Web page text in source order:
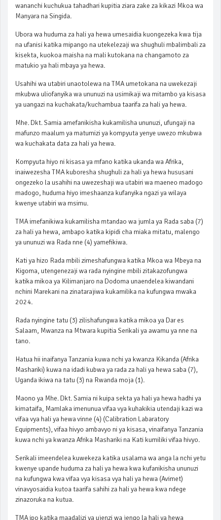
wananchi kuchukua tahadhari kupitia ziara zake za kikazi Mkoa wa
Manyara na Singida.
Ubora wa huduma za hali ya hewa umesaidia kuongezeka kwa tija
na ufanisi katika mipango na utekelezaji wa shughuli mbalimbali za
kisekta, kuokoa maisha na mali kutokana na changamoto za
matukio ya hali mbaya ya hewa.
Usahihi wa utabiri unaotolewa na TMA umetokana na uwekezaji
mkubwa uliofanyika wa ununuzi na usimikaji wa mitambo ya kisasa
ya uangazi na kuchakata/kuchambua taarifa za hali ya hewa.
Mhe. Dkt. Samia amefanikisha kukamilisha ununuzi, ufungaji na
mafunzo maalum ya matumizi ya kompyuta yenye uwezo mkubwa
wa kuchakata data za hali ya hewa.
Kompyuta hiyo ni kisasa ya mfano katika ukanda wa Afrika,
inaiwezesha TMA kuboresha shughuli za hali ya hewa hususani
ongezeko la usahihi na uwezeshaji wa utabiri wa maeneo madogo
madogo, huduma hiyo imeshaanza kufanyika ngazi ya wilaya
kwenye utabiri wa msimu.
TMA imefanikiwa kukamilisha mtandao wa jumla ya Rada saba (7)
za hali ya hewa, ambapo katika kipidi cha miaka mitatu, malengo
ya ununuzi wa Rada nne (4) yamefikiwa.
Kati ya hizo Rada mbili zimeshafungwa katika Mkoa wa Mbeya na
Kigoma, utengenezaji wa rada nyingine mbili zitakazofungwa
katika mikoa ya Kilimanjaro na Dodoma unaendelea kiwandani
nchini Marekani na zinatarajiwa kukamilika na kufungwa mwaka
2024.
Rada nyingine tatu (3) zilishafungwa katika mikoa ya Dar es
Salaam, Mwanza na Mtwara kupitia Serikali ya awamu ya nne na
tano.
Hatua hii inaifanya Tanzania kuwa nchi ya kwanza Kikanda (Afrika
Mashariki) kuwa na idadi kubwa ya rada za hali ya hewa saba (7),
Uganda ikiwa na tatu (3) na Rwanda moja (1).
Maono ya Mhe. Dkt. Samia ni kuipa sekta ya hali ya hewa hadhi ya
kimataifa, Mamlaka imenunua vifaa vya kuhakikia utendaji kazi wa
vifaa vya hali ya hewa vinne (4) (Calibration Labaratory
Equipments), vifaa hivyo ambavyo ni ya kisasa, vinaifanya Tanzania
kuwa nchi ya kwanza Afrika Mashariki na Kati kumiliki vifaa hivyo.
Serikali imeendelea kuwekeza katika usalama wa anga la nchi yetu
kwenye upande huduma za hali ya hewa kwa kufanikisha ununuzi
na kufungwa kwa vifaa vya kisasa vya hali ya hewa (Avimet)
vinavyosaidia kutoa taarifa sahihi za hali ya hewa kwa ndege
zinazoruka na kutua.
TMA ipo katika maadalizi ya ujenzi wa jengo la hali ya hewa